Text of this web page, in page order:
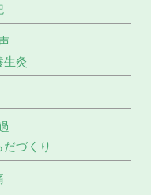
生灸
づくり